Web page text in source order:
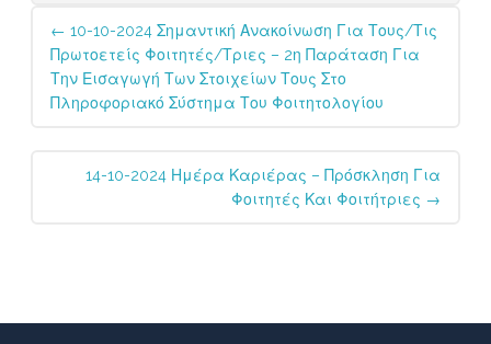
Post
navigation
← 10-10-2024 Σημαντική Ανακοίνωση Για Τους/τις
Πρωτοετείς Φοιτητές/τριες – 2η Παράταση Για
Την Εισαγωγή Των Στοιχείων Τους Στο
Πληροφοριακό Σύστημα Του Φοιτητολογίου
14-10-2024 Ημέρα Καριέρας – Πρόσκληση Για
Φοιτητές Και Φοιτήτριες →